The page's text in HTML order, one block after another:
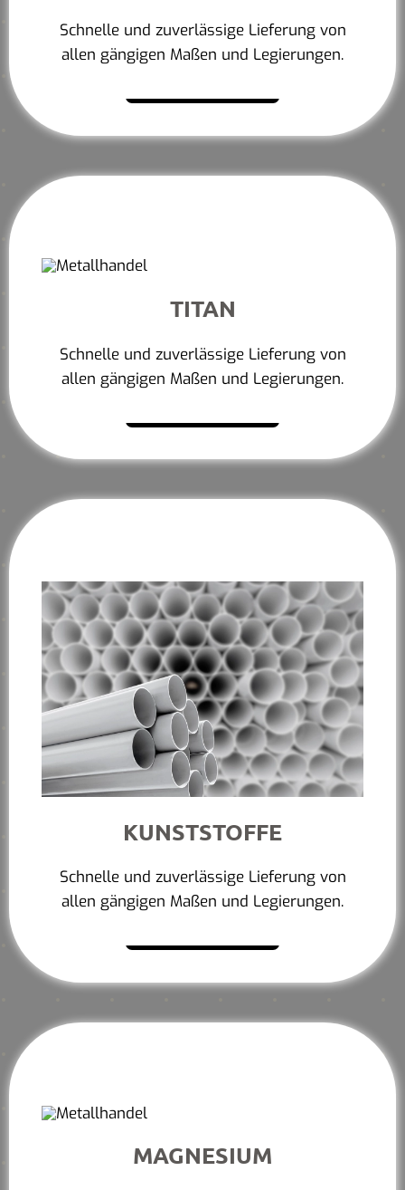
Schnelle und zuverlässige Lieferung von
allen gängigen Maßen und Legierungen.
TITAN
Schnelle und zuverlässige Lieferung von
allen gängigen Maßen und Legierungen.
KUNSTSTOFFE
Schnelle und zuverlässige Lieferung von
allen gängigen Maßen und Legierungen.
MAGNESIUM